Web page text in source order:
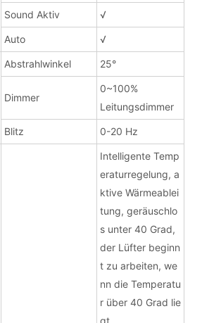
Sound Aktiv √
Auto √
Abstrahlwinkel 25°
Dimmer
0~100%
Leitungsdimmer
Blitz 0-20 Hz
Intelligente Temp
eraturregelung, a
ktive Wärmeablei
tung, geräuschlo
s unter 40 Grad,
der Lüfter beginn
t zu arbeiten, we
nn die Temperatu
r über 40 Grad lie
gt.